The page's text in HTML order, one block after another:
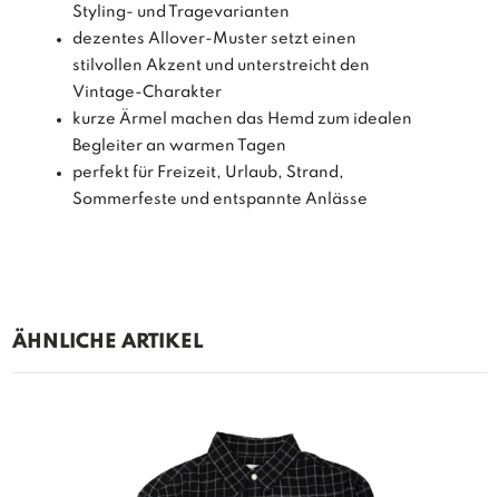
Styling- und Tragevarianten
dezentes Allover-Muster setzt einen
stilvollen Akzent und unterstreicht den
Vintage-Charakter
kurze Ärmel machen das Hemd zum idealen
Begleiter an warmen Tagen
perfekt für Freizeit, Urlaub, Strand,
Sommerfeste und entspannte Anlässe
ÄHNLICHE ARTIKEL